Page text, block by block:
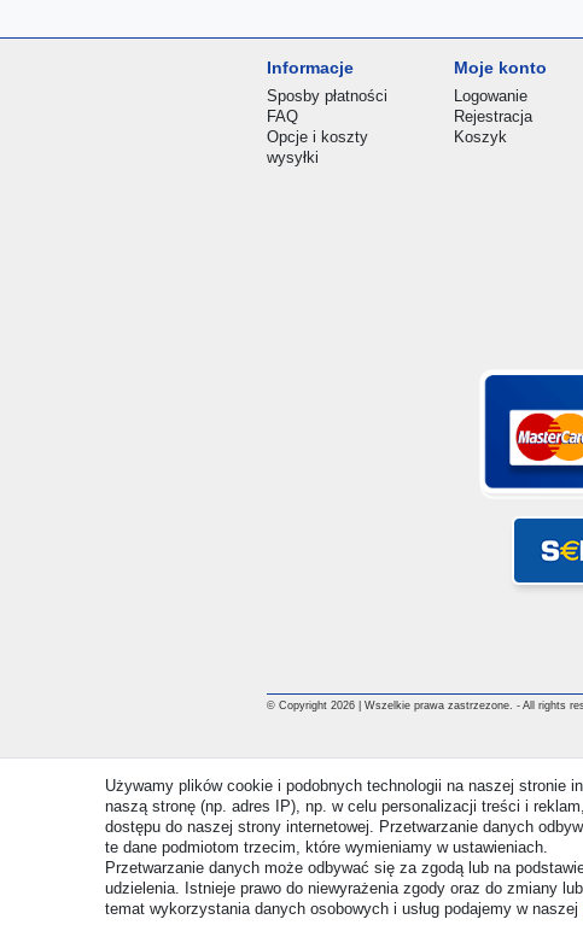
Informacje
Sposby płatności
FAQ
Opcje i koszty
wysyłki
Moje konto
Logowanie
Rejestracja
Koszyk
© Copyright 2026 | Wszelkie prawa zastrzezone. - All rights
Używamy plików cookie i podobnych technologii na naszej stronie
naszą stronę (np. adres IP), np. w celu personalizacji treści i
dostępu do naszej strony internetowej. Przetwarzanie danych
te dane podmiotom trzecim, które wymieniamy w ustawieniach.
Przetwarzanie danych może odbywać się za zgodą lub na
udzielenia. Istnieje prawo do niewyrażenia zgody oraz do zmiany
temat wykorzystania danych osobowych i usług podajemy w naszej